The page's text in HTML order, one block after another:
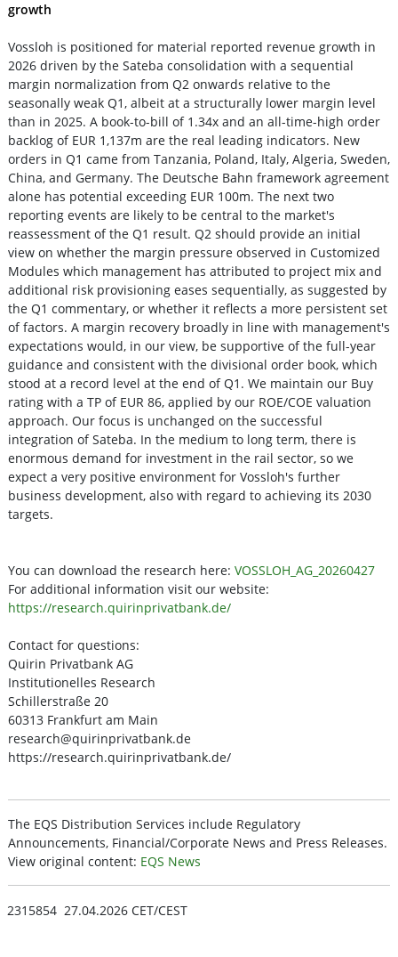
growth
Vossloh is positioned for material reported revenue growth in
2026 driven by the Sateba consolidation with a sequential
margin normalization from Q2 onwards relative to the
seasonally weak Q1, albeit at a structurally lower margin level
than in 2025. A book-to-bill of 1.34x and an all-time-high order
backlog of EUR 1,137m are the real leading indicators. New
orders in Q1 came from Tanzania, Poland, Italy, Algeria, Sweden,
China, and Germany. The Deutsche Bahn framework agreement
alone has potential exceeding EUR 100m. The next two
reporting events are likely to be central to the market's
reassessment of the Q1 result. Q2 should provide an initial
view on whether the margin pressure observed in Customized
Modules which management has attributed to project mix and
additional risk provisioning eases sequentially, as suggested by
the Q1 commentary, or whether it reflects a more persistent set
of factors. A margin recovery broadly in line with management's
expectations would, in our view, be supportive of the full-year
guidance and consistent with the divisional order book, which
stood at a record level at the end of Q1. We maintain our Buy
rating with a TP of EUR 86, applied by our ROE/COE valuation
approach. Our focus is unchanged on the successful
integration of Sateba. In the medium to long term, there is
enormous demand for investment in the rail sector, so we
expect a very positive environment for Vossloh's further
business development, also with regard to achieving its 2030
targets.
You can download the research here: VOSSLOH_AG_20260427
For additional information visit our website:
https://research.quirinprivatbank.de/
Contact for questions:
Quirin Privatbank AG
Institutionelles Research
Schillerstraße 20
60313 Frankfurt am Main
research@quirinprivatbank.de
https://research.quirinprivatbank.de/
The EQS Distribution Services include Regulatory
Announcements, Financial/Corporate News and Press Releases.
View original content: EQS News
2315854 27.04.2026 CET/CEST